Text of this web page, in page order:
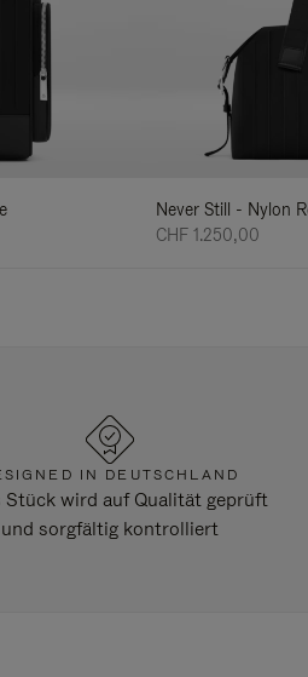
Never Still - Nylon
CHF 1.250,00
IN DEUTSCHLAND
Stück wird auf Qualität geprüft
und sorgfältig kontrolliert